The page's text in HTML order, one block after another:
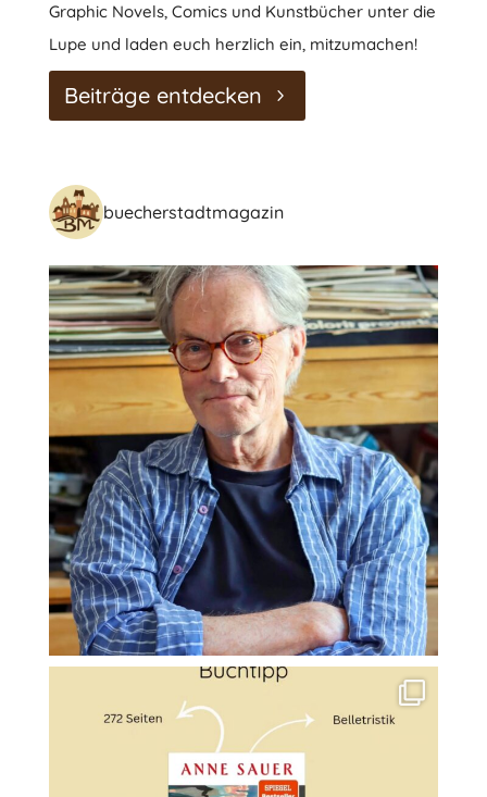
Graphic Novels, Comics und Kunstbücher unter die
Lupe und laden euch herzlich ein, mitzumachen!
Beiträge entdecken
buecherstadtmagazin